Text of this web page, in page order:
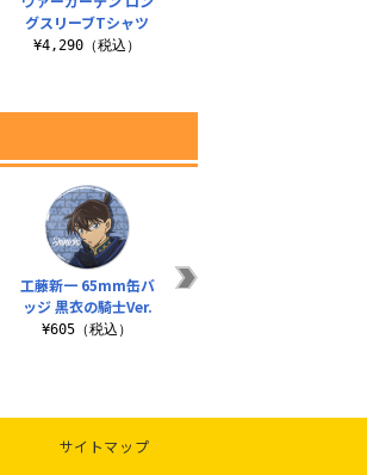
グスリーブTシャツ
¥4,290（税込）
工藤新一 65mm缶バ
ッジ 黒衣の騎士Ver.
¥605（税込）
江戸川コナン アクリ
サイトマップ